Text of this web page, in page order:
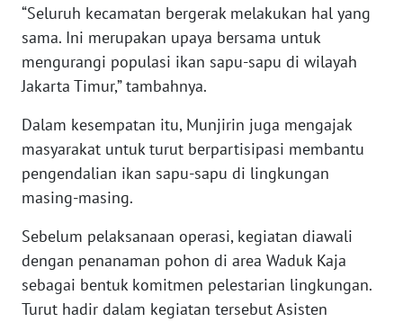
“Seluruh kecamatan bergerak melakukan hal yang
sama. Ini merupakan upaya bersama untuk
mengurangi populasi ikan sapu-sapu di wilayah
Jakarta Timur,” tambahnya.
Dalam kesempatan itu, Munjirin juga mengajak
masyarakat untuk turut berpartisipasi membantu
pengendalian ikan sapu-sapu di lingkungan
masing-masing.
Sebelum pelaksanaan operasi, kegiatan diawali
dengan penanaman pohon di area Waduk Kaja
sebagai bentuk komitmen pelestarian lingkungan.
Turut hadir dalam kegiatan tersebut Asisten
SUMBAR
WN
SUMSEL
WN
BENGKULU
LAMPUNG
WN
JATENG